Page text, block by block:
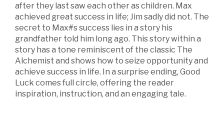
after they last saw each other as children. Max
achieved great success in life; Jim sadly did not. The
secret to Max#s success lies in a story his
grandfather told him long ago. This story within a
story has a tone reminiscent of the classic The
Alchemist and shows how to seize opportunity and
achieve success in life. In a surprise ending, Good
Luck comes full circle, offering the reader
inspiration, instruction, and an engaging tale.